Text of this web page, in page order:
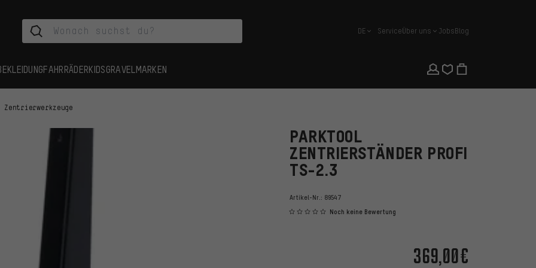
Deutsch
DE ServiceÜber uns JobsBlog
FAHRRÄDERKIDSGRAVEL MARKEN
Zentrierwerkzeuge
PARKTOOL
ZENTRIERSTÄNDER PROFI
TS-2.3
Artikel-Nr.: 89547
Noch keine Bewertung
369,00€